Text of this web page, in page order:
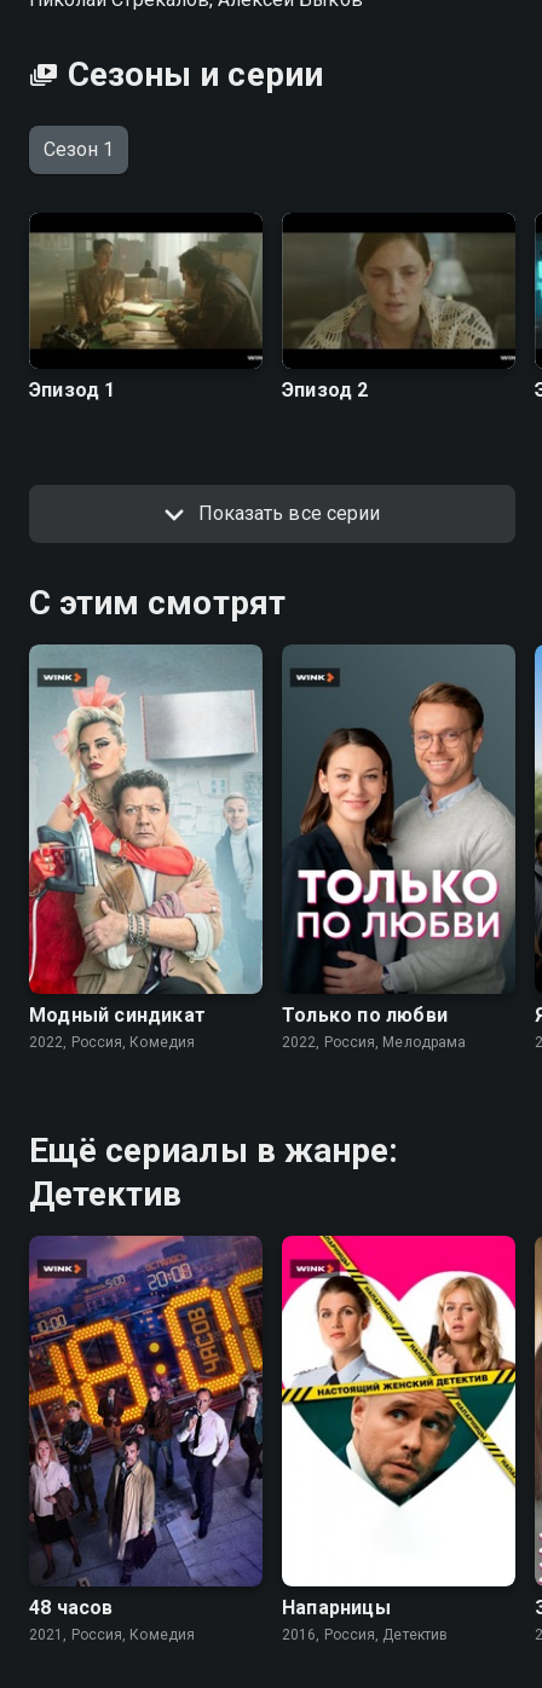
Сезоны и серии
Сезон 1
Эпизод 1 Эпизод 2
Показать все серии
С этим смотрят
7.6
Модный синдикат
2022, Россия, Комедия
Только по любви
2022, Россия, Мелодрама
Ещё сериалы в жанре:
Детектив
7.1 6.9
48 часов
2021, Россия, Комедия
Напарницы
2016, Россия, Детектив